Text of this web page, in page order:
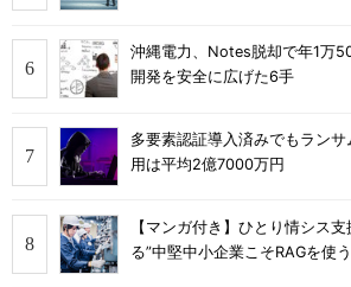
沖縄電力、Notes脱却で年1万
開発を安全に広げた6手
多要素認証導入済みでもラン
用は平均2億7000万円
【マンガ付き】ひとり情シス
る”中堅中小企業こそRAGを使